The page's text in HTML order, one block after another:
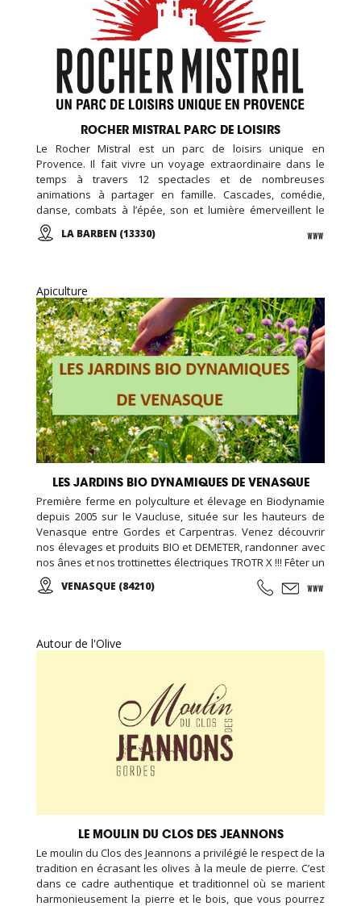
ROCHER MISTRAL PARC DE LOISIRS
Le Rocher Mistral est un parc de loisirs unique en
Provence. Il fait vivre un voyage extraordinaire dans le
temps à travers 12 spectacles et de nombreuses
animations à partager en famille. Cascades, comédie,
danse, combats à l’épée, son et lumière émerveillent le
public au cœur du château millénaire de La Barben. En
journée ou en soirée, vivez l'aventure au Rocher Mistral !
LA BARBEN (13330)
Apiculture
LES JARDINS BIO DYNAMIQUES DE VENASQUE
Première ferme en polyculture et élevage en Biodynamie
depuis 2005 sur le Vaucluse, située sur les hauteurs de
Venasque entre Gordes et Carpentras. Venez découvrir
nos élevages et produits BIO et DEMETER, randonner avec
nos ânes et nos trottinettes électriques TROTR X !!! Fêter un
anniversaire à la ferme c'est possible, c'est à Venasque
dans le Vaucluse !
VENASQUE (84210)
Autour de l'Olive
LE MOULIN DU CLOS DES JEANNONS
Le moulin du Clos des Jeannons a privilégié le respect de la
tradition en écrasant les olives à la meule de pierre. C’est
dans ce cadre authentique et traditionnel où se marient
harmonieusement la pierre et le bois, que vous pourrez